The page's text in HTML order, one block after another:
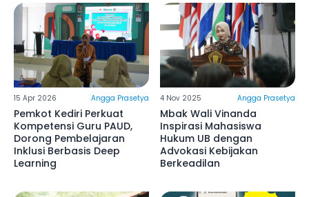
15 Apr 2026 Angga Prasetya
Pemkot Kediri Perkuat
Kompetensi Guru PAUD,
Dorong Pembelajaran
Inklusi Berbasis Deep
Learning
4 Nov 2025 Angga Prasetya
Mbak Wali Vinanda
Inspirasi Mahasiswa
Hukum UB dengan
Advokasi Kebijakan
Berkeadilan